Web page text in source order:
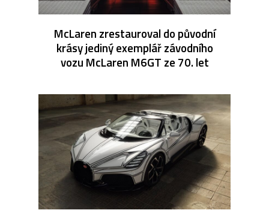
McLaren zrestauroval do původní
krásy jediný exemplář závodního
vozu McLaren M6GT ze 70. let